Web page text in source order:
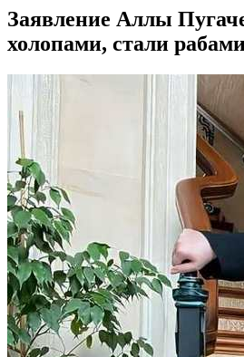
Заявление Аллы
холопами, стали